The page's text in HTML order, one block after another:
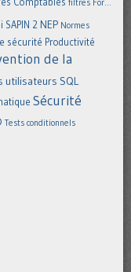
SAPIN 2 NEP Normes
sécurité Productivité
de la
utilisateurs SQL
Sécurité
Tests conditionnels